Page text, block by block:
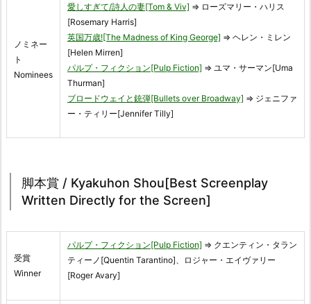
ノミネー
ト
Nominees
愛しすぎて/詩人の妻[Tom & Viv] ⇒ ローズマリー・ハリス
[Rosemary Harris]
英国万歳![The Madness of King George] ⇒ ヘレン・ミレン
[Helen Mirren]
パルプ・フィクション[Pulp Fiction] ⇒ ユマ・サーマン[Uma
Thurman]
ブロードウェイと銃弾[Bullets over Broadway] ⇒ ジェニファ
ー・ティリー[Jennifer Tilly]
脚本賞 / Kyakuhon Shou[Best Screenplay
Written Directly for the Screen]
受賞
Winner
パルプ・フィクション[Pulp Fiction] ⇒ クエンティン・タラン
ティーノ[Quentin Tarantino]、ロジャー・エイヴァリー
[Roger Avary]